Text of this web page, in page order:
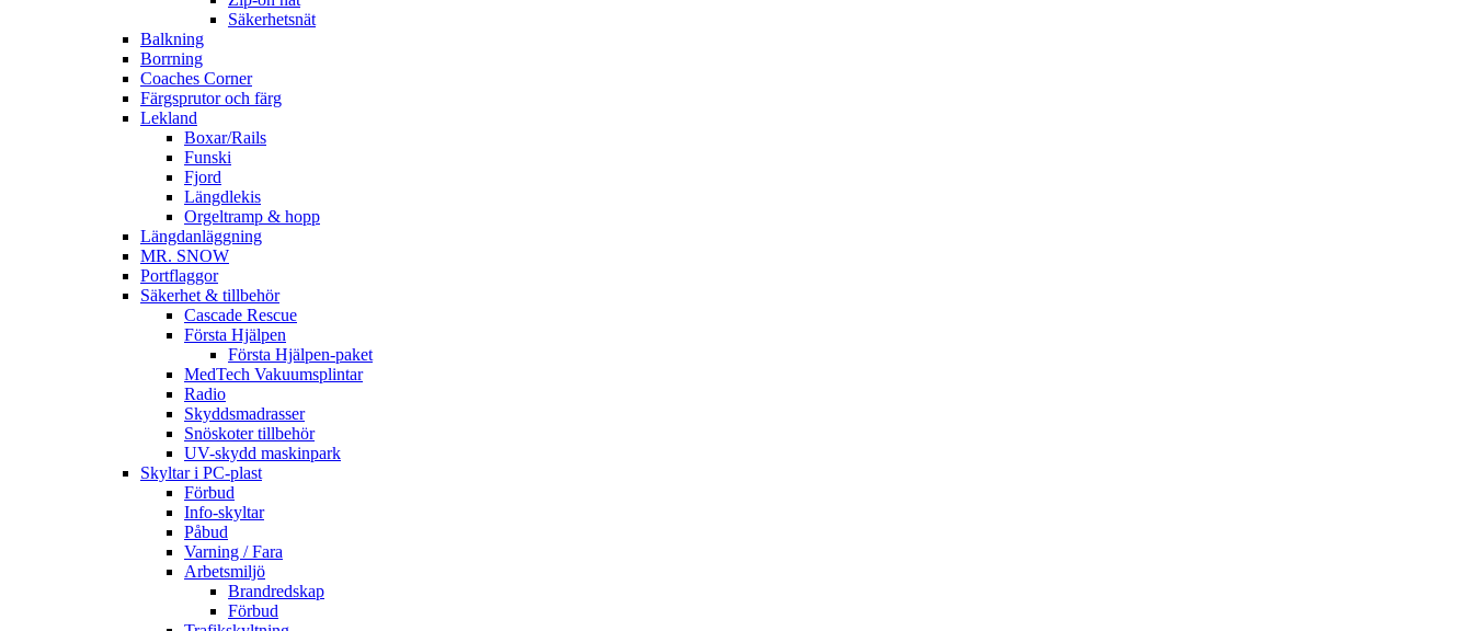
Säkerhetsnät
Balkning
Borrning
Coaches Corner
Färgsprutor och färg
Lekland
Boxar/Rails
Funski
Fjord
Längdlekis
Orgeltramp & hopp
Längdanläggning
MR. SNOW
Portflaggor
Säkerhet & tillbehör
Cascade Rescue
Första Hjälpen
Första Hjälpen-paket
MedTech Vakuumsplintar
Radio
Skyddsmadrasser
Snöskoter tillbehör
UV-skydd maskinpark
Skyltar i PC-plast
Förbud
Info-skyltar
Påbud
Varning / Fara
Arbetsmiljö
Brandredskap
Förbud